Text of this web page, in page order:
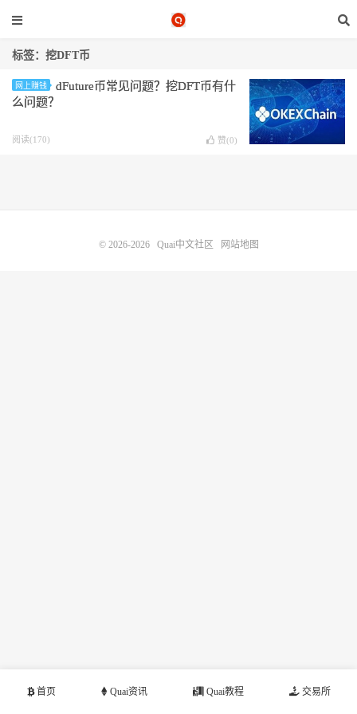
标签：挖DFT币
网上赚钱
dFuture币常见问题？挖DFT币有什
么问题？
阅读(170) 赞(0)
首页 Quai资讯 Quai教程 交易所
© 2026-2026 Quai中文社区 网站地图